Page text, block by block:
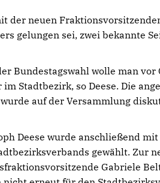
der neuen
gelungen sei, zwei bekannte
Bundestagswahl wolle man
im Stadtbezirk, so Deese. Die
auf der Versammlung
Deese wurde anschließend
gewählt. Zur
Gabriele